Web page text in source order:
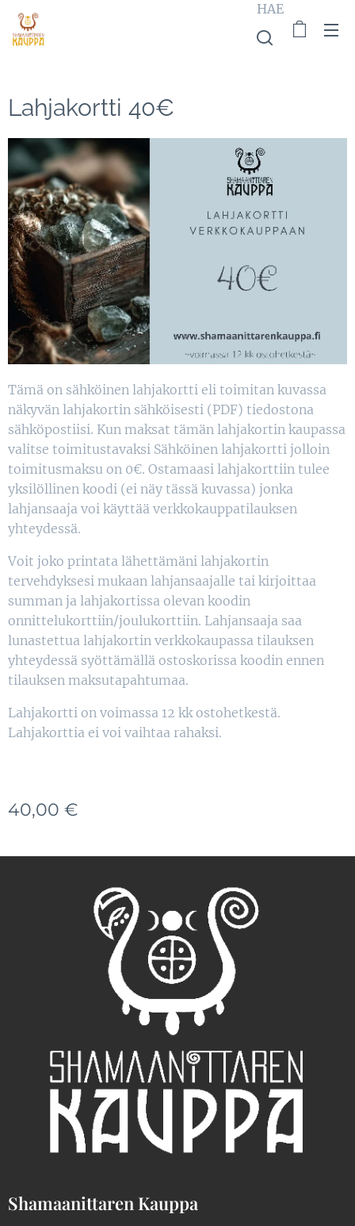
HAE
Lahjakortti 40€
Tämä on sähköinen lahjakortti eli toimitan kuvassa
näkyvän lahjakortin sähköisesti (PDF) tiedostona
sähköpostiisi. Kun maksat tämän lahjakortin kaupassa
valitse toimitustavaksi Sähköinen lahjakortti jolloin
toimitusmaksu on 0€. Ostamaasi lahjakorttiin tulee
yksilöllinen koodi (ei näy tässä kuvassa) jonka
lahjansaaja voi käyttää verkkokauppatilauksen
yhteydessä.
Voit joko printata lähettämäni lahjakortin
tervehdyksesi mukaan lahjansaajalle tai kirjoittaa
summan ja lahjakortissa olevan koodin
onnittelukorttiin/joulukorttiin. Lahjansaaja saa
lunastettua lahjakortin verkkokaupassa tilauksen
yhteydessä syöttämällä ostoskorissa koodin ennen
tilauksen maksutapahtumaa.
Lahjakortti on voimassa 12 kk ostohetkestä.
Lahjakorttia ei voi vaihtaa rahaksi.
40,00 €
Shamaanittaren Kauppa